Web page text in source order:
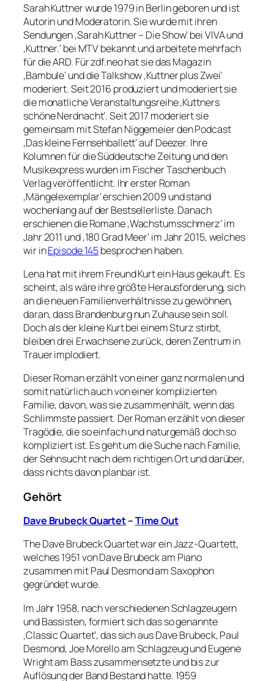
Sarah Kuttner wurde 1979 in Berlin geboren und ist
Autorin und Moderatorin. Sie wurde mit ihren
Sendungen ‚Sarah Kuttner – Die Show‘ bei VIVA und
‚Kuttner.‘ bei MTV bekannt und arbeitete mehrfach
für die ARD. Für zdf.neo hat sie das Magazin
‚Bambule‘ und die Talkshow ‚Kuttner plus Zwei‘
moderiert. Seit 2016 produziert und moderiert sie
die monatliche Veranstaltungsreihe ‚Kuttners
schöne Nerdnacht‘. Seit 2017 moderiert sie
gemeinsam mit Stefan Niggemeier den Podcast
‚Das kleine Fernsehballett‘ auf Deezer. Ihre
Kolumnen für die Süddeutsche Zeitung und den
Musikexpress wurden im Fischer Taschenbuch
Verlag veröffentlicht. Ihr erster Roman
‚Mängelexemplar‘ erschien 2009 und stand
wochenlang auf der Bestsellerliste. Danach
erschienen die Romane ‚Wachstumsschmerz‘ im
Jahr 2011 und ‚180 Grad Meer‘ im Jahr 2015, welches
wir inEpisode 145besprochen haben.
Lena hat mit ihrem Freund Kurt ein Haus gekauft. Es
scheint, als wäre ihre größte Herausforderung, sich
an die neuen Familienverhältnisse zu gewöhnen,
daran, dass Brandenburg nun Zuhause sein soll.
Doch als der kleine Kurt bei einem Sturz stirbt,
bleiben drei Erwachsene zurück, deren Zentrum in
Trauer implodiert.
Dieser Roman erzählt von einer ganz normalen und
somit natürlich auch von einer komplizierten
Familie, davon, was sie zusammenhält, wenn das
Schlimmste passiert. Der Roman erzählt von dieser
Tragödie, die so einfach und naturgemäß doch so
kompliziert ist. Es geht um die Suche nach Familie,
der Sehnsucht nach dem richtigen Ort und darüber,
dass nichts davon planbar ist.
Gehört
Dave Brubeck Quartet–Time Out
The Dave Brubeck Quartet war ein Jazz-Quartett,
welches 1951 von Dave Brubeck am Piano
zusammen mit Paul Desmond am Saxophon
gegründet wurde.
Im Jahr 1958, nach verschiedenen Schlagzeugern
und Bassisten, formiert sich das so genannte
‚Classic Quartet‘, das sich aus Dave Brubeck, Paul
Desmond, Joe Morello am Schlagzeug und Eugene
Wright am Bass zusammensetzte und bis zur
Auflösung der Band Bestand hatte. 1959